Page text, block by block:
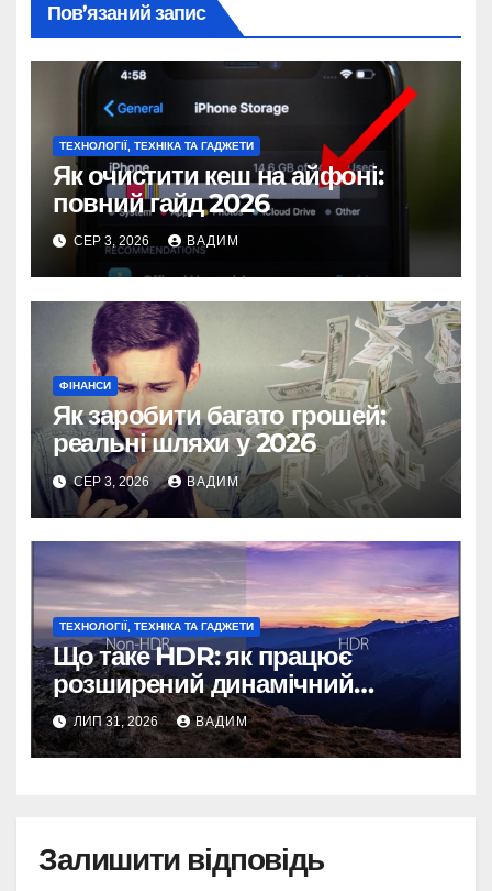
Пов’язаний запис
ТЕХНОЛОГІЇ, ТЕХНІКА ТА ГАДЖЕТИ
Як очистити кеш на айфоні:
повний гайд 2026
СЕР 3, 2026 ВАДИМ
ФІНАНСИ
Як заробити багато грошей:
реальні шляхи у 2026
СЕР 3, 2026 ВАДИМ
ТЕХНОЛОГІЇ, ТЕХНІКА ТА ГАДЖЕТИ
Що таке HDR: як працює
розширений динамічний
діапазон
ЛИП 31, 2026 ВАДИМ
Залишити відповідь